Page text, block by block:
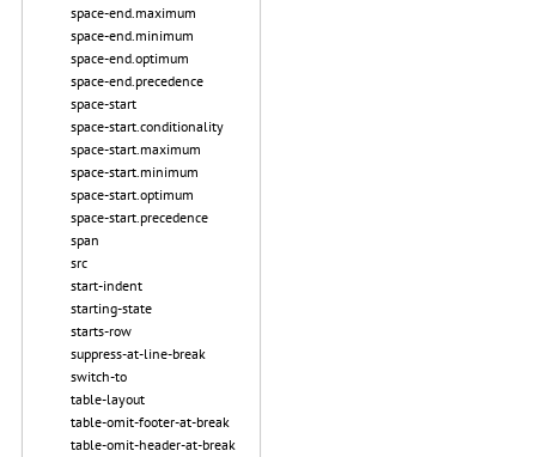
space-end.maximum
space-end.minimum
space-end.optimum
space-end.precedence
space-start
space-start.conditionality
space-start.maximum
space-start.minimum
space-start.optimum
space-start.precedence
span
src
start-indent
starting-state
starts-row
suppress-at-line-break
switch-to
table-layout
table-omit-footer-at-break
table-omit-header-at-break